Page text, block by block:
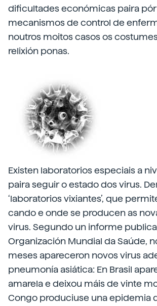
dificultades económicas paira
mecanismos de control de
noutros moitos casos os
relixión ponas.
Existen laboratorios especiais a
paira seguir o estado dos virus.
‘laboratorios vixiantes’, que
cando e onde se producen as
virus. Segundo un informe
Organización Mundial da Saúde,
meses apareceron novos virus
pneumonía asiática: En Brasil
amarela e deixou máis de vinte
Congo produciuse una epidemia